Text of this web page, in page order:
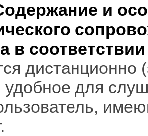
и
в
дистанционно
удобное для